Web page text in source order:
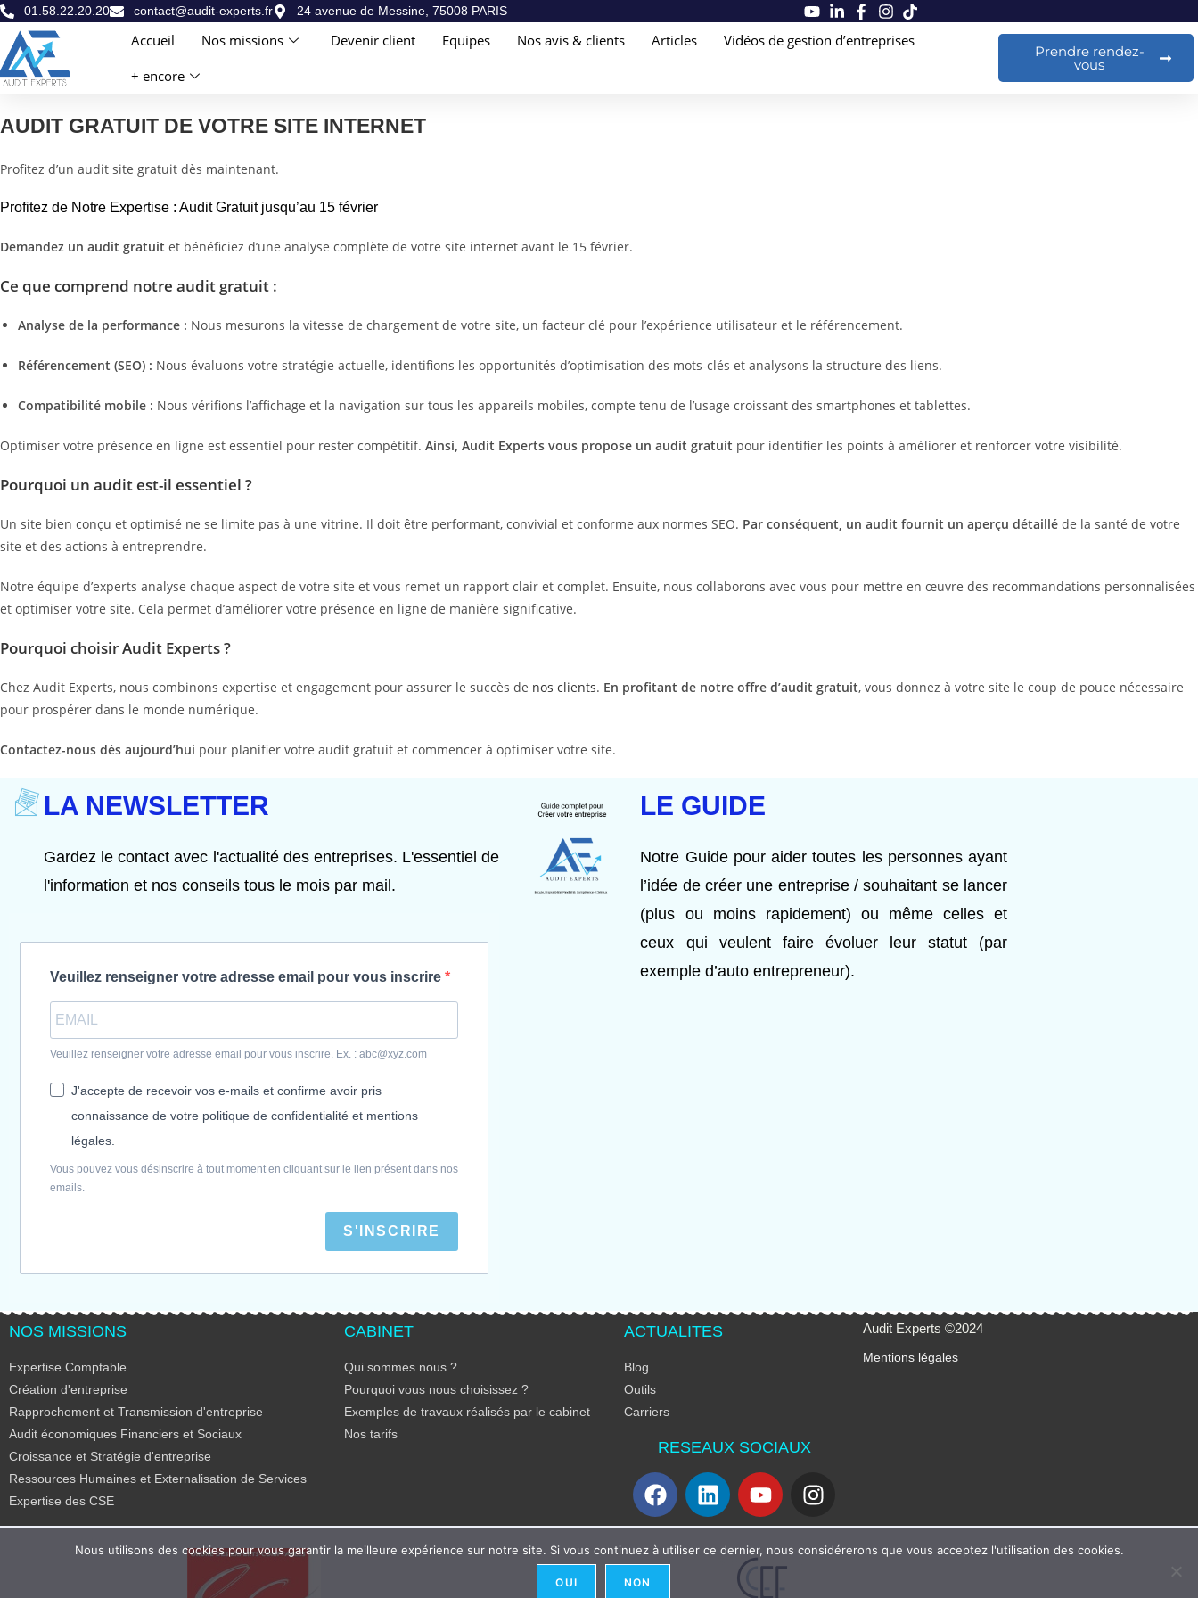
01.58.22.20.20 contact@audit-experts.fr 24 avenue de Messine, 75008 PARIS
Accueil Nos missions Devenir client Equipes Nos avis & clients Articles
Vidéos de gestion d’entreprises
+ encore
Prendre rendez-
vous
AUDIT GRATUIT DE VOTRE SITE INTERNET
Profitez d’un audit site gratuit dès maintenant.
Profitez de Notre Expertise : Audit Gratuit jusqu’au 15 février
Demandez un audit gratuit et bénéficiez d’une analyse complète de votre site internet avant le 15 février.
Ce que comprend notre audit gratuit :
Analyse de la performance : Nous mesurons la vitesse de chargement de votre site, un facteur clé pour l’expérience utilisateur et le référencement.
Référencement (SEO) : Nous évaluons votre stratégie actuelle, identifions les opportunités d’optimisation des mots-clés et analysons la structure des liens.
Compatibilité mobile : Nous vérifions l’affichage et la navigation sur tous les appareils mobiles, compte tenu de l’usage croissant des smartphones et tablettes.
Optimiser votre présence en ligne est essentiel pour rester compétitif. Ainsi, Audit Experts vous propose un audit gratuit pour identifier les points à améliorer et renforcer votre visibilité.
Pourquoi un audit est-il essentiel ?
Un site bien conçu et optimisé ne se limite pas à une vitrine. Il doit être performant, convivial et conforme aux normes SEO. Par conséquent, un audit fournit un aperçu détaillé de la santé de votre
site et des actions à entreprendre.
Notre équipe d’experts analyse chaque aspect de votre site et vous remet un rapport clair et complet. Ensuite, nous collaborons avec vous pour mettre en œuvre des recommandations personnalisées
et optimiser votre site. Cela permet d’améliorer votre présence en ligne de manière significative.
Pourquoi choisir Audit Experts ?
Chez Audit Experts, nous combinons expertise et engagement pour assurer le succès de nos clients. En profitant de notre offre d’audit gratuit, vous donnez à votre site le coup de pouce nécessaire
pour prospérer dans le monde numérique.
Contactez-nous dès aujourd’hui pour planifier votre audit gratuit et commencer à optimiser votre site.
LA NEWSLETTER
Gardez le contact avec l'actualité des entreprises. L'essentiel de
l'information et nos conseils tous le mois par mail.
Veuillez renseigner votre adresse email pour vous inscrire
Veuillez renseigner votre adresse email pour vous inscrire. Ex. : abc@xyz.com
J'accepte de recevoir vos e-mails et confirme avoir pris
connaissance de votre politique de confidentialité et mentions
légales.
Vous pouvez vous désinscrire à tout moment en cliquant sur le lien présent dans nos
emails.
S'INSCRIRE
LE GUIDE
Notre Guide pour aider toutes les personnes ayant
l’idée de créer une entreprise / souhaitant se lancer
(plus ou moins rapidement) ou même celles et
ceux qui veulent faire évoluer leur statut (par
exemple d’auto entrepreneur).
NOS MISSIONS
Expertise Comptable
Création d'entreprise
Rapprochement et Transmission d'entreprise
Audit économiques Financiers et Sociaux
Croissance et Stratégie d'entreprise
Ressources Humaines et Externalisation de Services
Expertise des CSE
CABINET
Qui sommes nous ?
Pourquoi vous nous choisissez ?
Exemples de travaux réalisés par le cabinet
Nos tarifs
ACTUALITES
Blog
Outils
Carriers
RESEAUX SOCIAUX
Audit Experts ©2024
Mentions légales
Nous utilisons des cookies pour vous garantir la meilleure expérience sur notre site. Si vous continuez à utiliser ce dernier, nous considérerons que vous acceptez l'utilisation des cookies.
OUI NON